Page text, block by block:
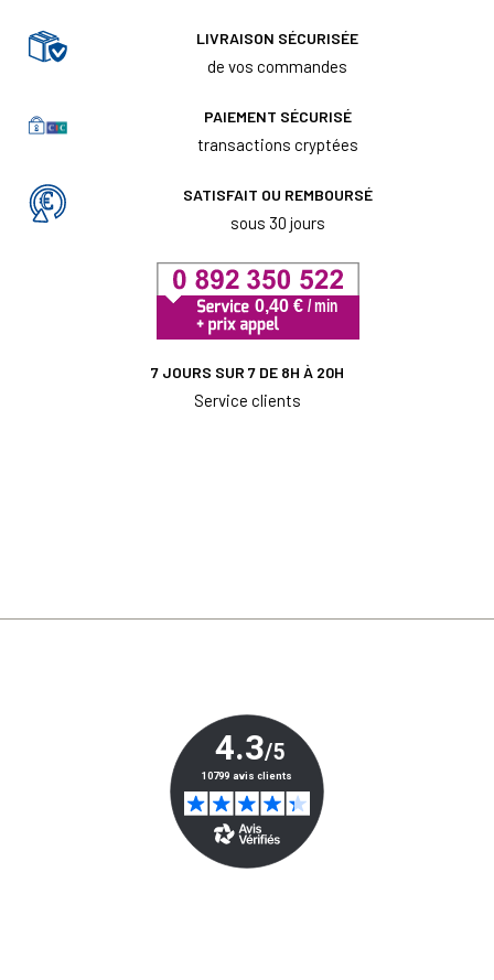
LIVRAISON SÉCURISÉE
de vos commandes
PAIEMENT SÉCURISÉ
transactions cryptées
SATISFAIT OU REMBOURSÉ
sous 30 jours
7 JOURS SUR 7 DE 8H À 20H
Service clients